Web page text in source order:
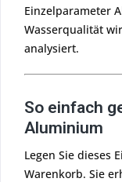
Einzelparameter
Wasserqualität
analysiert.
So einfach
Aluminium
Legen Sie dieses
Warenkorb. Sie